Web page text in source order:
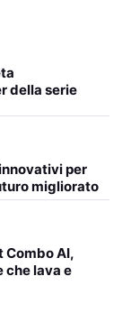
della serie
per
migliorato
Combo AI,
che lava e